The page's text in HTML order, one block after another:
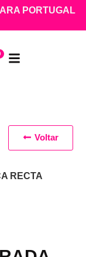
PORTUGAL
RECTA
Voltar